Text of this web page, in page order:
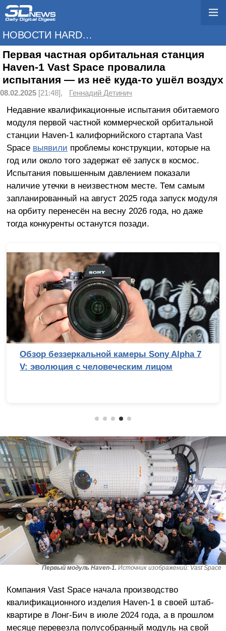
НОВОСТИ HARDWARE
Первая частная орбитальная станция
Haven-1 Vast Space провалила
испытания — из неё куда-то ушёл воздух
08.02.2025 [21:48], Геннадий Детинич
Недавние квалификационные испытания обитаемого
модуля первой частной коммерческой орбитальной
станции Haven-1 калифорнийского стартапа Vast
Space выявили проблемы конструкции, которые на
год или около того задержат её запуск в космос.
Испытания повышенным давлением показали
наличие утечки в неизвестном месте. Тем самым
запланированный на август 2025 года запуск модуля
на орбиту перенесён на весну 2026 года, но даже
тогда конкуренты останутся позади.
Обзор беззеркальной камеры Sony Alpha 7
V: эволюция с человеческим лицом
Первый модуль Haven-1. Источник изображений: Vast Space
Компания Vast Space начала производство
квалификационного изделия Haven-1 в своей штаб-
квартире в Лонг-Бич в июле 2024 года, а в прошлом
месяце перевезла полусобранный модуль на свой